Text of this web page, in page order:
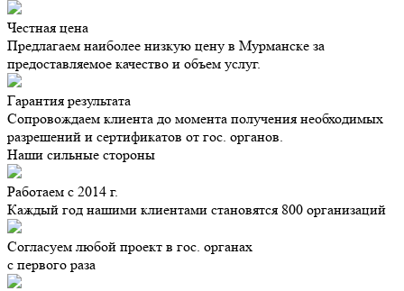
Честная цена
Предлагаем наиболее низкую цену в Мурманске за
предоставляемое качество и объем услуг.
Гарантия результата
Сопровождаем клиента до момента получения необходимых
разрешений и сертификатов от гос. органов.
Наши сильные стороны
Работаем с 2014 г.
Каждый год нашими клиентами становятся 800 организаций
Согласуем любой проект в гос. органах
с первого раза